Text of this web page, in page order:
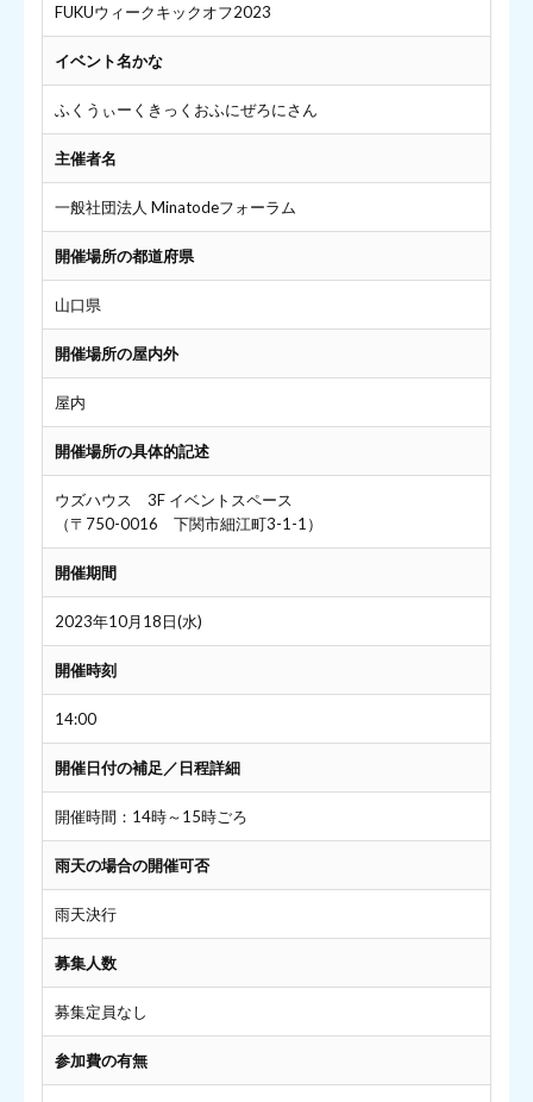
FUKUウィークキックオフ2023
イベント名かな
ふくうぃーくきっくおふにぜろにさん
主催者名
一般社団法人 Minatodeフォーラム
開催場所の都道府県
山口県
開催場所の屋内外
屋内
開催場所の具体的記述
ウズハウス 3F イベントスペース
（〒750-0016 下関市細江町3-1-1）
開催期間
2023年10月18日(水)
開催時刻
14:00
開催日付の補足／日程詳細
開催時間：14時～15時ごろ
雨天の場合の開催可否
雨天決行
募集人数
募集定員なし
参加費の有無